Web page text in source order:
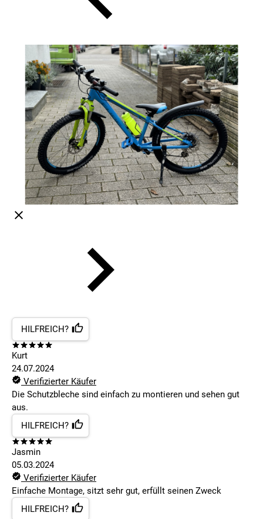
HILFREICH?
Kurt
24.07.2024
Verifizierter Käufer
Die Schutzbleche sind einfach zu montieren und sehen gut
aus.
HILFREICH?
Jasmin
05.03.2024
Verifizierter Käufer
Einfache Montage, sitzt sehr gut, erfüllt seinen Zweck
HILFREICH?